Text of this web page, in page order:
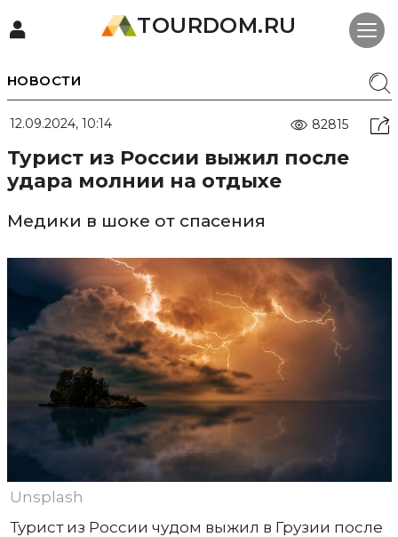
TOURDOM.RU
НОВОСТИ
12.09.2024, 10:14 82815
Турист из России выжил после
удара молнии на отдыхе
Медики в шоке от спасения
Unsplash
Турист из России чудом выжил в Грузии после